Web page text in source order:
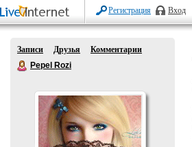
Регистрация Вход
Записи Друзья
Комментарии
Pepel Rozi